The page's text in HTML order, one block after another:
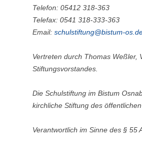
Telefon: 05412 318-363
Telefax: 0541 318-333-363
Email: schulstiftung@bistum-
Vertreten durch Thomas Weßler,
Stiftungsvorstandes
Die Schulstiftung im Bistum
kirchliche Stiftung des öffentlichen
Verantwortlich im Sinne des § 55